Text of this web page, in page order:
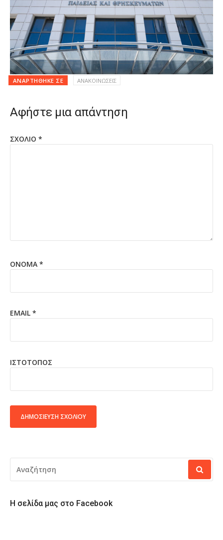
ΑΝΑΡΤΉΘΗΚΕ ΣΕ ΑΝΑΚΟΙΝΩΣΕΙΣ
Αφήστε μια απάντηση
ΣΧΌΛΙΟ *
ΌΝΟΜΑ *
EMAIL *
ΙΣΤΌΤΟΠΟΣ
ΓΙΑ:
Η σελίδα μας στο Facebook